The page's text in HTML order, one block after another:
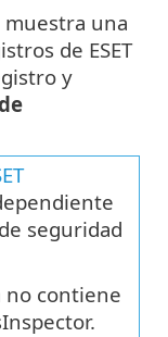
muestra una
de ESET
y
seguridad
no contiene